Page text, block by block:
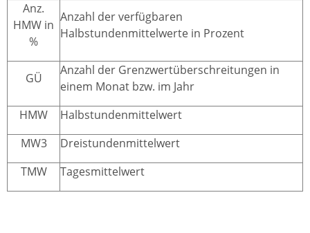
Anz.
HMW in
%
Anzahl der verfügbaren
Halbstundenmittelwerte in Prozent
GÜ
Anzahl der Grenzwertüberschreitungen in
einem Monat bzw. im Jahr
HMW
Halbstundenmittelwert
MW3
Dreistundenmittelwert
TMW
Tagesmittelwert